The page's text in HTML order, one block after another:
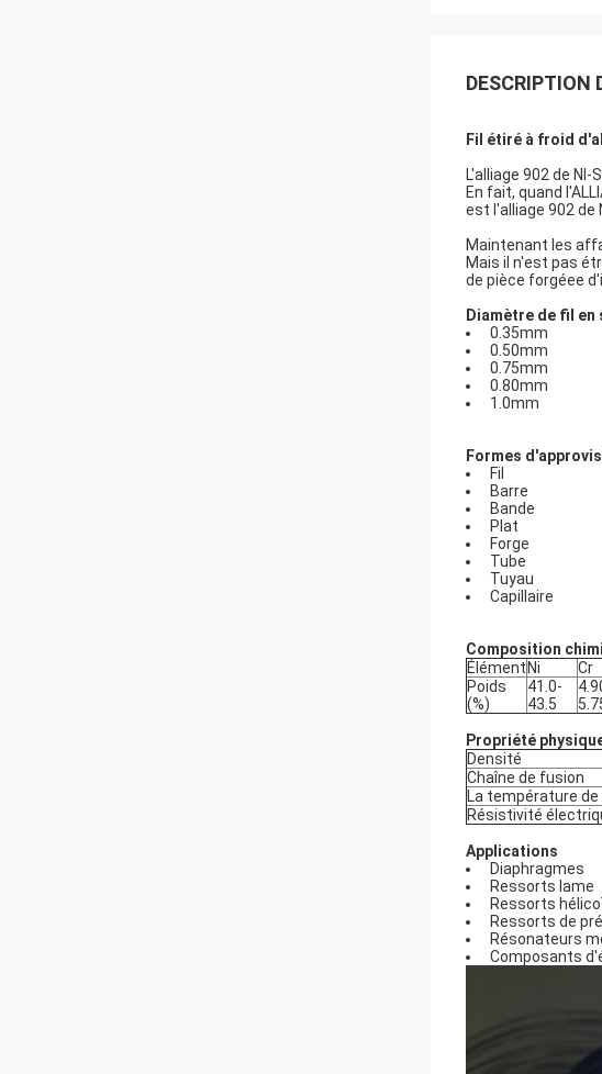
DESCRIPTION
Fil étiré à froid
L'alliage 902 de NI-
En fait, quand
est l'alliage 902 de
Maintenant les
Mais il n'est pas
de pièce forgéee
Diamètre de fil en
0.35mm
0.50mm
0.75mm
0.80mm
1.0mm
Formes
Fil
Barre
Bande
Plat
Forge
Tube
Tuyau
Capillaire
Composition
Élément Ni Cr
Poids
(%)
41.0-
43.5
Propriété
Densité
Chaîne de fusion
La température de
Résistivité
Applications
Diaphragmes
Ressorts lame
Ressorts
Ressorts de
Résonateurs
Composants